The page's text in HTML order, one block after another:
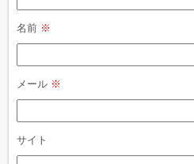
名前 ※
メール ※
サイト